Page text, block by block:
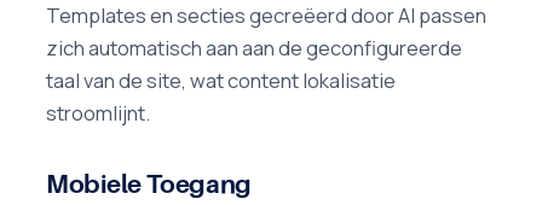
Templates en secties gecreëerd door AI passen
zich automatisch aan aan de geconfigureerde
taal van de site, wat content lokalisatie
stroomlijnt.
Mobiele Toegang